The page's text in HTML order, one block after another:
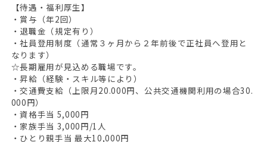
【待遇・福利厚生】
・賞与（年2回）
・退職金（規定有り）
・社員登用制度（通常３ヶ月から２年前後で正社員へ登用と
なります）
☆長期雇用が見込める職場です。
・昇給（経験・スキル等により）
・交通費支給（上限月20.000円、公共交通機関利用の場合30.
000円）
・資格手当 5,000円
・家族手当 3,000円/1人
・ひとり親手当 最大10,000円